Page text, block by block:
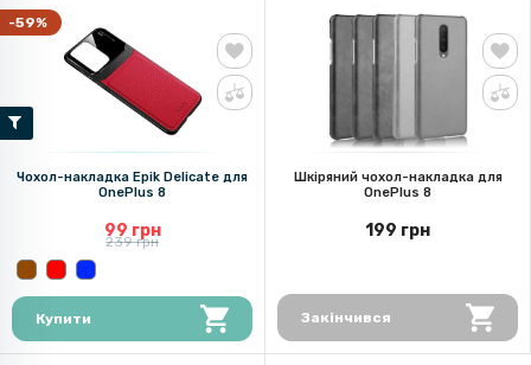
-59%
Чохол-накладка Epik Delicate для
OnePlus 8
99 грн
239 грн
Купити
Шкіряний чохол-накладка для
OnePlus 8
199 грн
Закінчився